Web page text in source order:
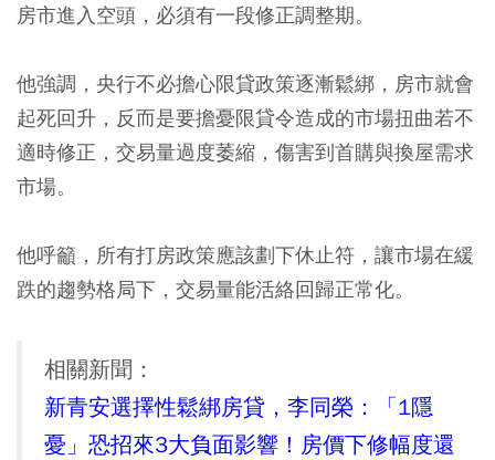
房市進入空頭，必須有一段修正調整期。
他強調，央行不必擔心限貸政策逐漸鬆綁，房市就會
起死回升，反而是要擔憂限貸令造成的市場扭曲若不
適時修正，交易量過度萎縮，傷害到首購與換屋需求
市場。
他呼籲，所有打房政策應該劃下休止符，讓市場在緩
跌的趨勢格局下，交易量能活絡回歸正常化。
相關新聞：
新青安選擇性鬆綁房貸，李同榮：「1隱
憂」恐招來3大負面影響！房價下修幅度還